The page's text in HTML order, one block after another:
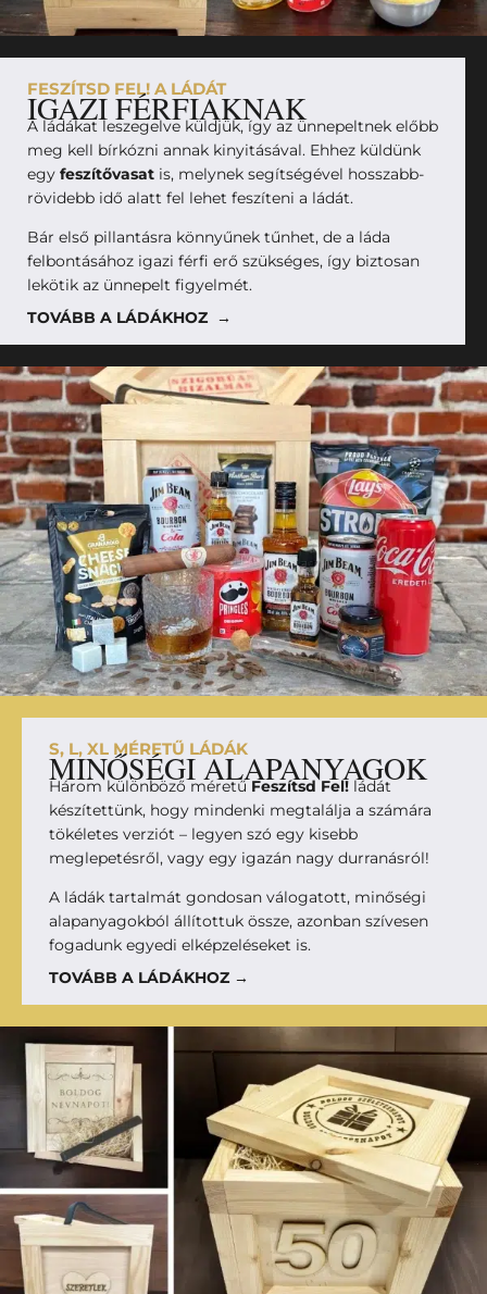
FESZÍTSD FEL! A LÁDÁT
IGAZI FÉRFIAKNAK
A ládákat leszegelve küldjük, így az ünnepeltnek előbb
meg kell bírkózni annak kinyitásával. Ehhez küldünk
egy feszítővasat is, melynek segítségével hosszabb-
rövidebb idő alatt fel lehet feszíteni a ládát.
Bár első pillantásra könnyűnek tűnhet, de a láda
felbontásához igazi férfi erő szükséges, így biztosan
lekötik az ünnepelt figyelmét.
TOVÁBB A LÁDÁKHOZ →
S, L, XL MÉRETŰ LÁDÁK
MINŐSÉGI ALAPANYAGOK
Három különböző méretűFeszítsd Fel! ládát
készítettünk, hogy mindenki megtalálja a számára
tökéletes verziót – legyen szó egy kisebb
meglepetésről, vagy egy igazán nagy durranásról!
A ládák tartalmát gondosan válogatott, minőségi
alapanyagokból állítottuk össze, azonban szívesen
fogadunk egyedi elképzeléseket is.
TOVÁBB A LÁDÁKHOZ →